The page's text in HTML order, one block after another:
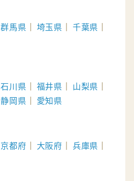
群馬県 埼玉県
千葉県
石川県 福井県
山梨県
静岡県 愛知県
京都府 大阪府
兵庫県